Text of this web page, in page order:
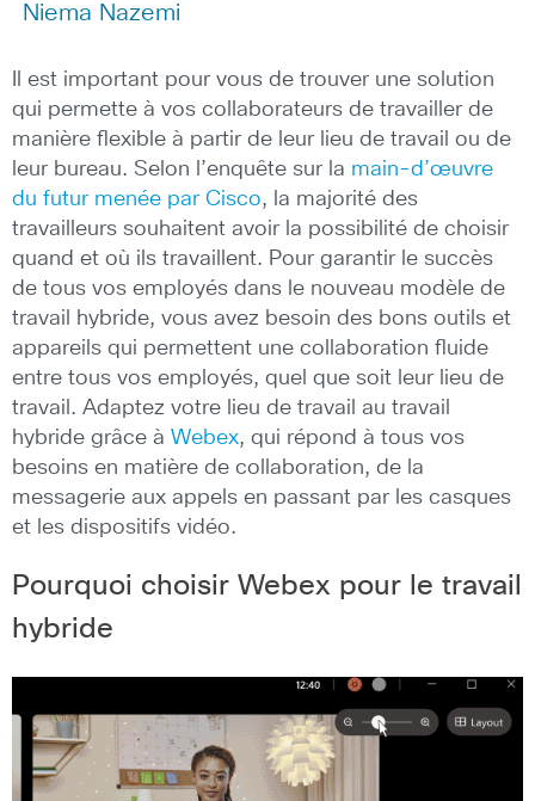
Niema Nazemi
Il est important pour vous de trouver une solution
qui permette à vos collaborateurs de travailler de
manière flexible à partir de leur lieu de travail ou de
leur bureau. Selon l’enquête sur la main-d’œuvre
du futur menée par Cisco, la majorité des
travailleurs souhaitent avoir la possibilité de choisir
quand et où ils travaillent. Pour garantir le succès
de tous vos employés dans le nouveau modèle de
travail hybride, vous avez besoin des bons outils et
appareils qui permettent une collaboration fluide
entre tous vos employés, quel que soit leur lieu de
travail. Adaptez votre lieu de travail au travail
hybride grâce à Webex, qui répond à tous vos
besoins en matière de collaboration, de la
messagerie aux appels en passant par les casques
et les dispositifs vidéo.
Pourquoi choisir Webex pour le travail
hybride